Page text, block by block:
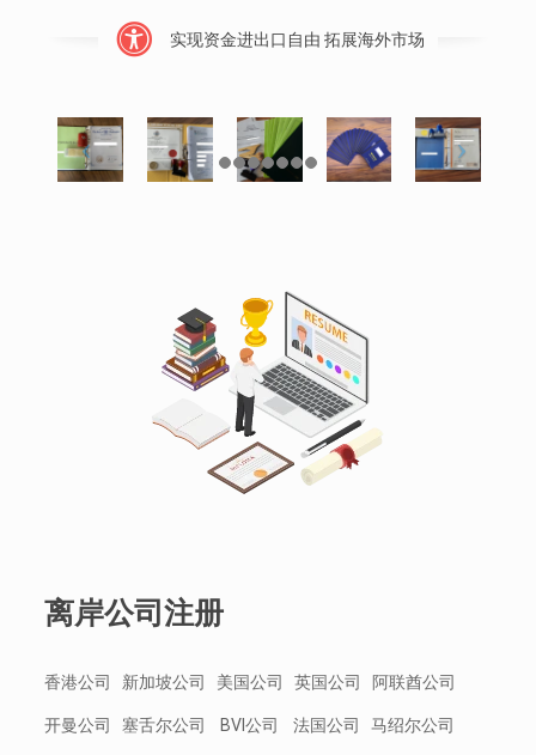
实现资金进出口自由 拓展海外市场
离岸公司注册
香港公司 新加坡公司 美国公司 英国公司 阿联酋公司
开曼公司 塞舌尔公司 BVI公司 法国公司 马绍尔公司